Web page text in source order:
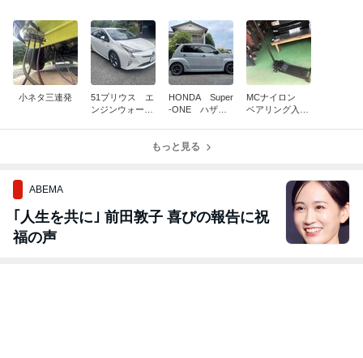
小ネタ三連発
51プリウス エ
ンジンウォータ
HONDA Super
-ONE ハザー
MCナイロン
ベアリング入り
もっと見る
ABEMA
｢人生を共に｣ 前田敦子 喜びの報告に祝
福の声